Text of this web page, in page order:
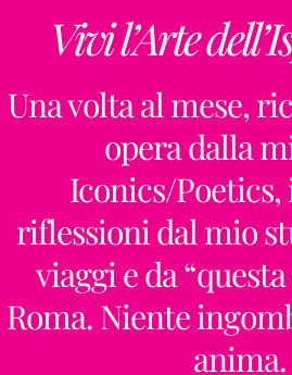
Vivi l’Arte
Una volta al mese,
opera dalla
Iconics/Poetics,
riflessioni dal mio
viaggi e da
Roma. Niente
anima.